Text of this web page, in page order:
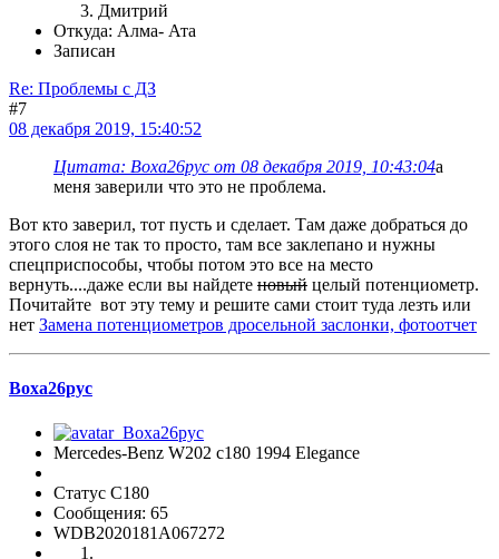
Дмитрий
Откуда: Алма- Ата
Записан
Re: Проблемы с ДЗ
#7
08 декабря 2019, 15:40:52
Цитата: Воха26рус от 08 декабря 2019, 10:43:04а
меня заверили что это не проблема.
Вот кто заверил, тот пусть и сделает. Там даже добраться до
этого слоя не так то просто, там все заклепано и нужны
спецприспособы, чтобы потом это все на место
вернуть....даже если вы найдете новый целый потенциометр.
Почитайте вот эту тему и решите сами стоит туда лезть или
нет Замена потенциометров дросельной заслонки, фотоотчет
Воха26рус
Mercedes-Benz W202 с180 1994 Elegance
Статус C180
Сообщения: 65
WDB2020181A067272